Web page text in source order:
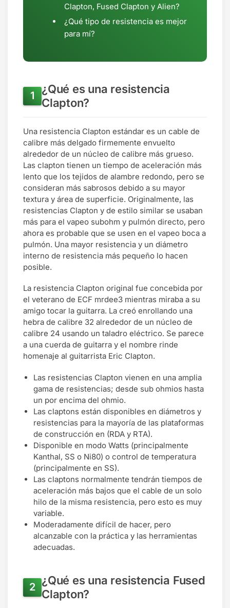
Clapton, Fused Clapton y Alien?
¿Qué tipo de resistencia es mejor
para mí?
¿Qué es una resistencia
Clapton?
Una resistencia Clapton estándar es un cable de
calibre más delgado firmemente envuelto
alrededor de un núcleo de calibre más grueso.
Las clapton tienen un tiempo de aceleración más
lento que los tejidos de alambre redondo, pero se
consideran más sabrosos debido a su mayor
textura y área de superficie. Originalmente, las
resistencias Clapton y de estilo similar se usaban
más para el vapeo subohm y pulmón directo, pero
ahora es probable que se usen en el vapeo boca a
pulmón. Una mayor resistencia y un diámetro
interno de resistencia más pequeño lo hacen
posible.
La resistencia Clapton original fue concebida por
el veterano de ECF mrdee3 mientras miraba a su
amigo tocar la guitarra. La creó enrollando una
hebra de calibre 32 alrededor de un núcleo de
calibre 24 usando un taladro eléctrico. Se parece
a una cuerda de guitarra y el nombre rinde
homenaje al guitarrista Eric Clapton.
Las resistencias Clapton vienen en una amplia
gama de resistencias; desde sub ohmios hasta
un por encima del ohmio.
Las claptons están disponibles en diámetros y
resistencias para la mayoría de las plataformas
de construcción en (RDA y RTA).
Disponible en modo Watts (principalmente
Kanthal, SS o Ni80) o control de temperatura
(principalmente en SS).
Las claptons normalmente tendrán tiempos de
aceleración más bajos que el cable de un solo
hilo de la misma resistencia, pero esto es muy
variable.
Moderadamente difícil de hacer, pero
alcanzable con la práctica y las herramientas
adecuadas.
¿Qué es una resistencia Fused
Clapton?